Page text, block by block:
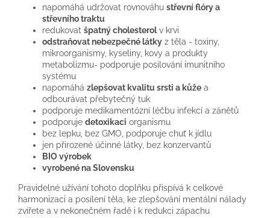
napomáhá udržovat rovnováhu střevní flóry a
střevního traktu
redukovat špatný cholesterolv krvi
odstraňovat nebezpečné látky z těla - toxiny,
mikroorganismy, kyseliny, kovy a produkty
metabolizmu- podporuje posilování imunitního
systému
napomáhá zlepšovat kvalitu srsti a kůže a
odbourávat přebytečný tuk
podporuje medikamentózní léčbu infekcí a zánětů
podporuje detoxikaci organismu
bez lepku, bez GMO, podporuje chuť k jídlu
jen přirozené účinné látky, bez konzervantů
BIO výrobek
vyrobené na Slovensku
Pravidelné užívání tohoto doplňku přispívá k celkové
harmonizaci a posílení těla, ke zlepšování mentální nálady
zvířete a v nekonečném řadě i k redukci zápachu